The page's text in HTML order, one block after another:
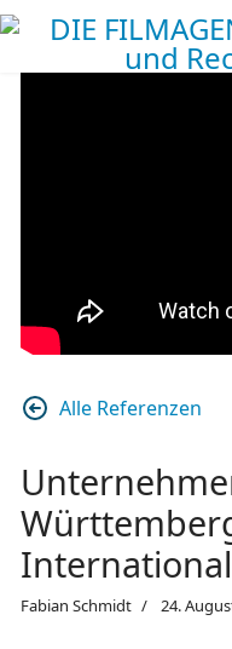
Alle Referenzen
International
Fabian Schmidt 24.